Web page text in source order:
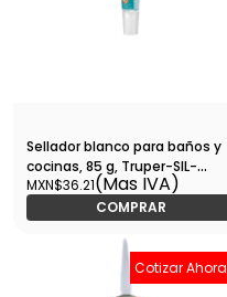
Sellador blanco para baños y
cocinas, 85 g, Truper-SIL-
85BCB / 18568
MXN$36.21(Mas IVA)
COMPRAR
Cotizar Ahora